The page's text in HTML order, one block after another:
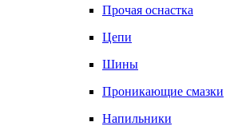
Прочая оснастка
Цепи
Шины
Проникающие смазки
Напильники